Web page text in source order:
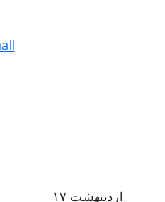
۱۷ اردیبهشت